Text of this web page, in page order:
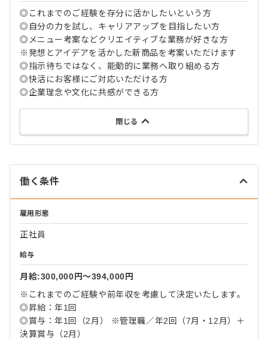
◎これまでのご経験を存分に活かしたいという方
◎自分の力を試し、キャリアアップを目指したい方
◎メニュー考案などクリエイティブな業務が好きな方
※発想とアイデアを活かした新商品を考案いただけます
◎指示待ちではなく、能動的に業務へ取り組める方
◎快活にお客様にご対応いただける方
◎企業理念や文化に共感ができる方
閉じる
働く条件
雇用形態
正社員
給与
月給:300,000円〜394,000円
※これまでのご経験や前年収を考慮して決定いたします。
◎昇給：年1回
◎賞与：年1回（2月） ※管理職／年2回（7月・12月）＋
決算賞与（2月）